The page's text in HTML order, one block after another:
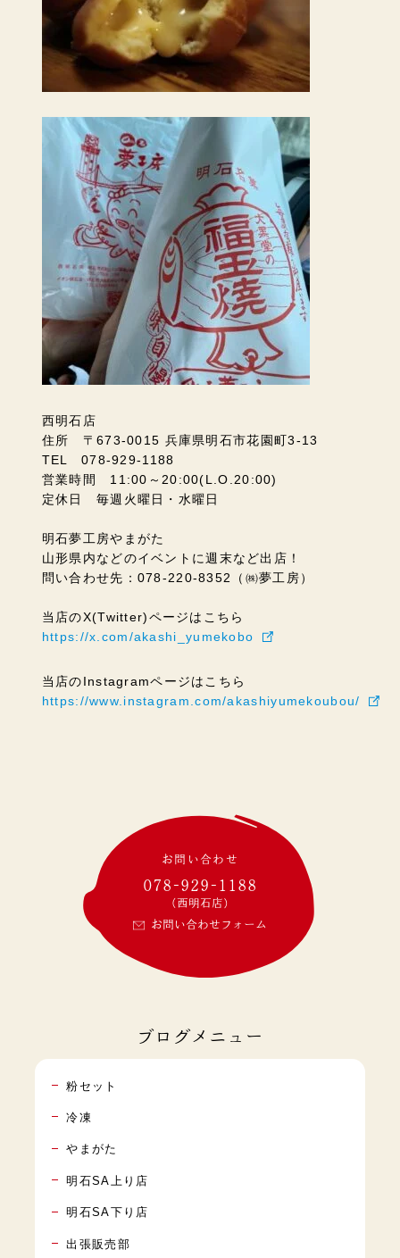
西明石店
住所 〒673-0015 兵庫県明石市花園町3-13
TEL 078-929-1188
営業時間 11:00～20:00(L.O.20:00)
定休日 毎週火曜日・水曜日
明石夢工房やまがた
山形県内などのイベントに週末など出店！
問い合わせ先：078-220-8352（㈱夢工房）
当店のX(Twitter)ページはこちら
https://x.com/akashi_yumekobo
当店のInstagramページはこちら
https://www.instagram.com/akashiyumekoubou/
お問い合わせ
078-929-1188
(西明石店)
お問い合わせフォーム
ブログメニュー
粉セット
冷凍
やまがた
明石SA上り店
明石SA下り店
出張販売部